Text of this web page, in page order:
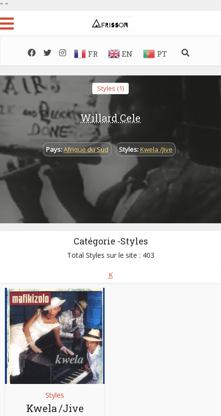
" "
FR EN PT
Styles (1)
Willard Cele
Pays:Afrique du Sud Styles:Kwela /Jive
Catégorie -Styles
Total Styles sur le site : 403
K
Styles
Kwela /Jive